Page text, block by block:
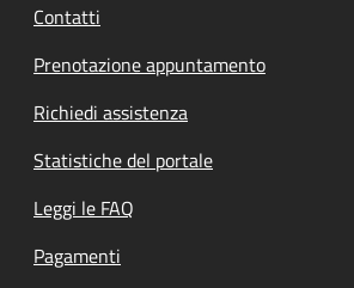
Contatti
Prenotazione appuntamento
Richiedi assistenza
Statistiche del portale
Leggi le FAQ
Pagamenti